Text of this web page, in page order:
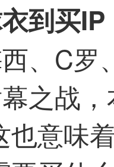
到买
、C罗
之战
也意味